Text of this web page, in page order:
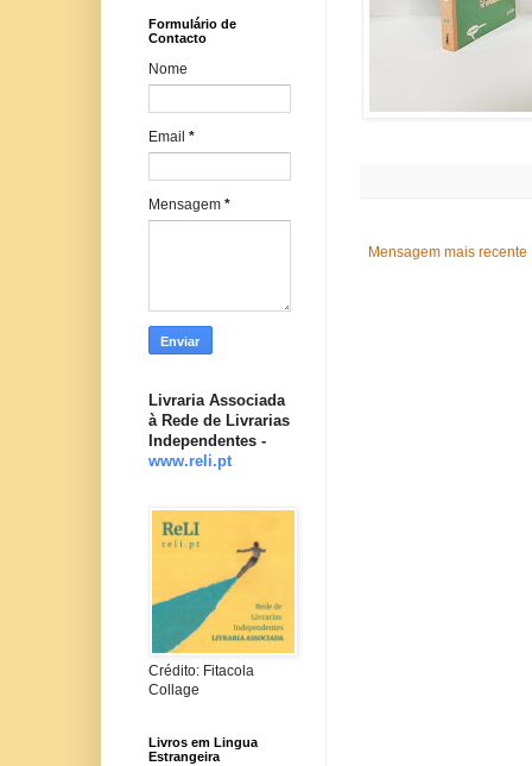
Mensagem mais recente
Formulário de
Contacto
Nome
Email *
Mensagem *
Livraria Associada
à Rede de Livrarias
Independentes -
www.reli.pt
Crédito: Fitacola
Collage
Livros em Lingua
Estrangeira